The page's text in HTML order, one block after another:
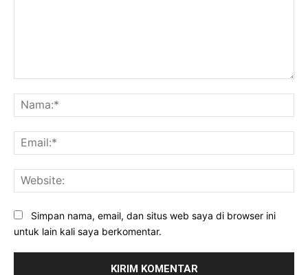
Simpan nama, email, dan situs web saya di browser ini
untuk lain kali saya berkomentar.